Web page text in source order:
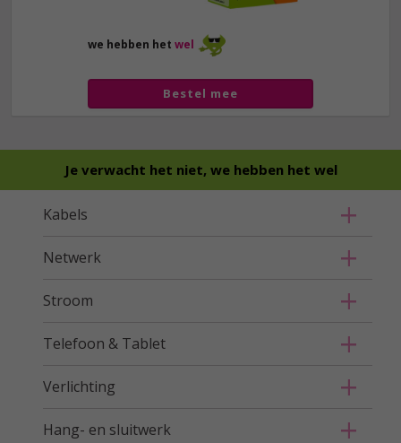
we hebben het wel
Bestel mee
Je verwacht het niet, we hebben het wel
Kabels
Netwerk
Stroom
Telefoon & Tablet
Verlichting
Hang- en sluitwerk